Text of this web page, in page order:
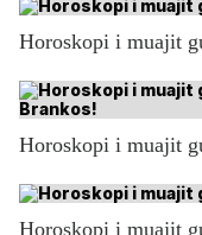
Horoskopi i muajit
Horoskopi i muajit
Horoskopi i muajit